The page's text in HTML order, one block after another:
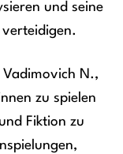
und seine
N.,
zu spielen
Fiktion zu